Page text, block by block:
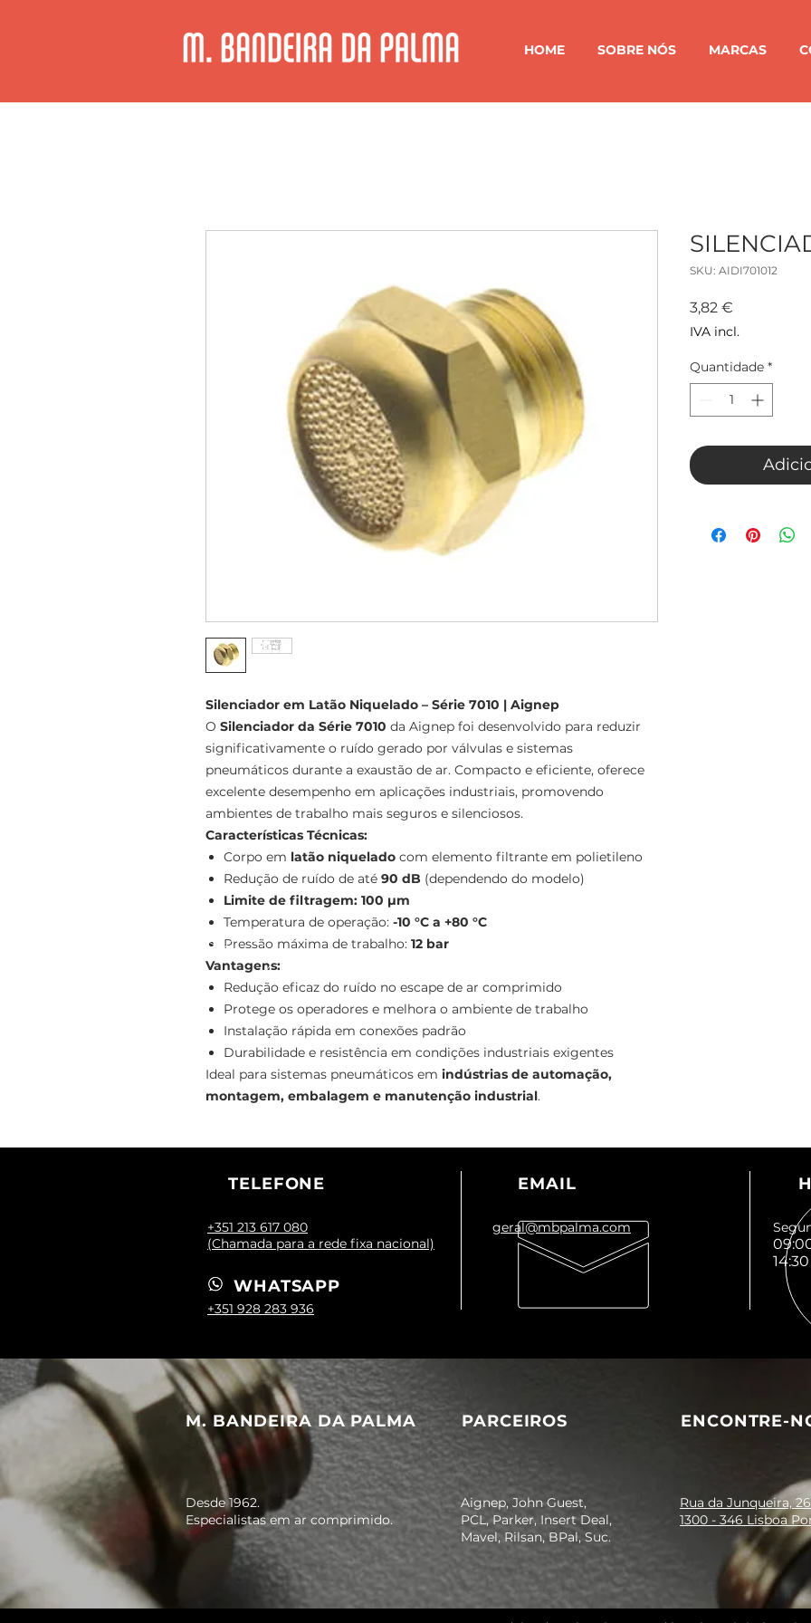
HOME SOBRE NÓS MARCAS
Silenciador em Latão Niquelado – Série 7010 | Aignep
O Silenciador da Série 7010 da Aignep foi desenvolvido para reduzir
significativamente o ruído gerado por válvulas e sistemas
pneumáticos durante a exaustão de ar. Compacto e eficiente, oferece
excelente desempenho em aplicações industriais, promovendo
ambientes de trabalho mais seguros e silenciosos.
Características Técnicas:
Corpo em latão niquelado com elemento filtrante em polietileno
Redução de ruído de até 90 dB (dependendo do modelo)
Limite de filtragem: 100 µm
Temperatura de operação: -10 °C a +80 °C
Pressão máxima de trabalho: 12 bar
Vantagens:
Redução eficaz do ruído no escape de ar comprimido
Protege os operadores e melhora o ambiente de trabalho
Instalação rápida em conexões padrão
Durabilidade e resistência em condições industriais exigentes
Ideal para sistemas pneumáticos em indústrias de automação,
montagem, embalagem e manutenção industrial.
SKU: AIDI701012
3,82 €
IVA incl.
Quantidade *
TELEFONE
+351 213 617 080
(Chamada para a rede fixa nacional)
+351 928 283 936
WHATSAPP
EMAIL
geral@mbpalma.com
M. BANDEIRA DA PALMA PARCEIROS ENCONTRE-
Desde 1962.
Especialistas em ar comprimido.
Aignep, John Guest,
PCL, Parker, Insert Deal,
Mavel, Rilsan, BPal, Suc.
Rua da Junqueira,
1300 - 346 Lisboa